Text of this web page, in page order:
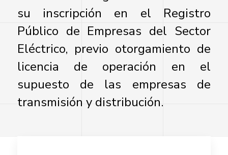
su inscripción en el Registro
Público de Empresas del Sector
Eléctrico, previo otorgamiento de
licencia de operación en el
supuesto de las empresas de
transmisión y distribución.